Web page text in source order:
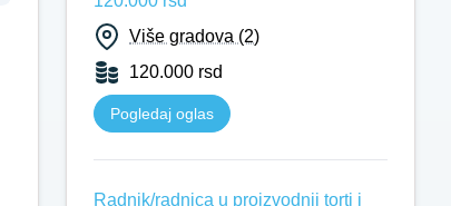
Više gradova (2)
120.000 rsd
Pogledaj oglas
Radnik/radnica u proizvodnji torti i